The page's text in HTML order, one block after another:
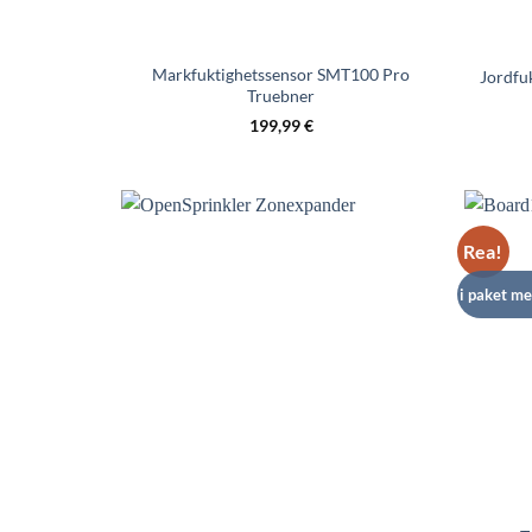
Markfuktighetssensor SMT100 Pro
Truebner
199,99€
Rea!
i paket